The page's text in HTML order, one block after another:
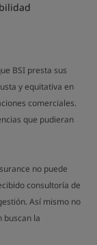
BSI presta sus
y equitativa en
comerciales.
que pudieran
no puede
consultoría de
Así mismo no
buscan la